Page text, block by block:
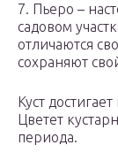
7. Пьеро –
садовом
отличаются
сохраняют
Куст
Цветет
периода.